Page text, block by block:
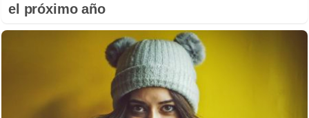
el próximo año